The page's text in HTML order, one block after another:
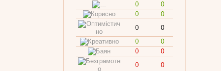
0
0
0
0
0
0
0
0
0
0
0
0